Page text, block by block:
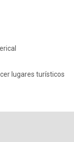
lugares turísticos